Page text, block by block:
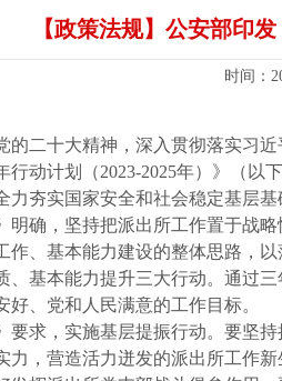
【政策法规】公安部印
时间
的二十大精神，深入贯彻落实习
行动计划（2023-2025年）》（
力夯实国家安全和社会稳定基层基
明确，坚持把派出所工作置于战
作、基本能力建设的整体思路，
、基本能力提升三大行动。通过
好、党和人民满意的工作目标。
要求，实施基层提振行动。要坚
力，营造活力迸发的派出所工作